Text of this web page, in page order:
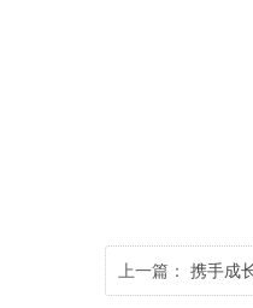
上一篇： 携手成